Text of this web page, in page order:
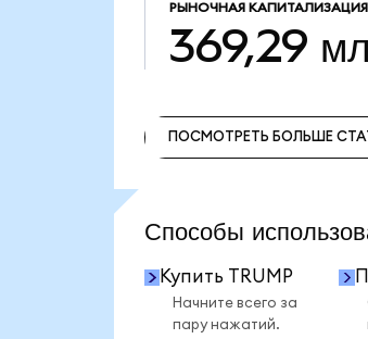
РЫНОЧНАЯ КАПИТАЛИЗАЦИЯ
369,29
ПОСМОТРЕТЬ БОЛЬШЕ
Способы
Купить TRUMP
Начните всего за
пару нажатий.